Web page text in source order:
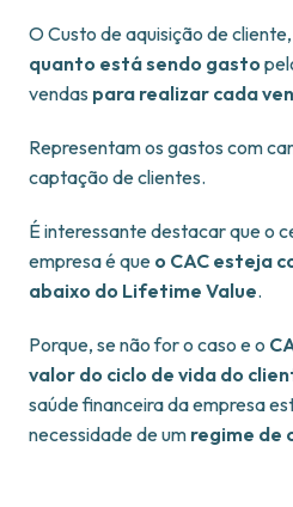
O Custo de aquisição de
quanto está sendo gasto
vendas para realizar cada
Representam os gastos com
captação de clientes.
É interessante destacar que o
empresa é que o CAC esteja
abaixo do Lifetime Value.
Porque, se não for o caso e o
valor do ciclo de vida do
saúde financeira da empresa
necessidade de um regime de